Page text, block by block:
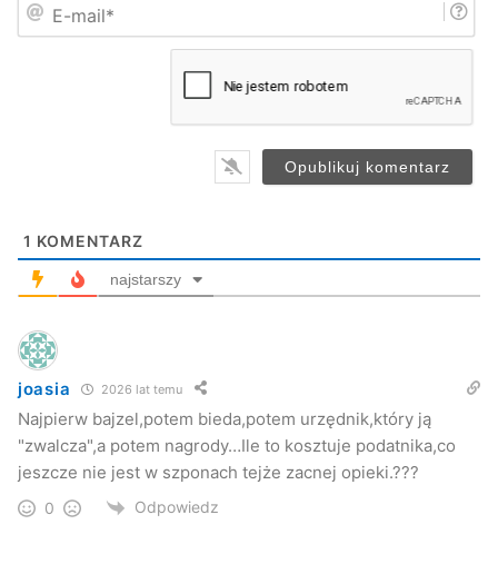
Wręczenie listu gratulacyjnego przez Wicewojewodę
Podkarpackiego Panią Małgorzatę Chomycz.
m
1 KOMENTARZ
najstarszy
joasia 2026 lat temu
Najpierw bajzel,potem bieda,potem urzędnik,który ją
"zwalcza",a potem nagrody…Ile to kosztuje podatnika,co
jeszcze nie jest w szponach tejże zacnej opieki.???
0 Odpowiedz